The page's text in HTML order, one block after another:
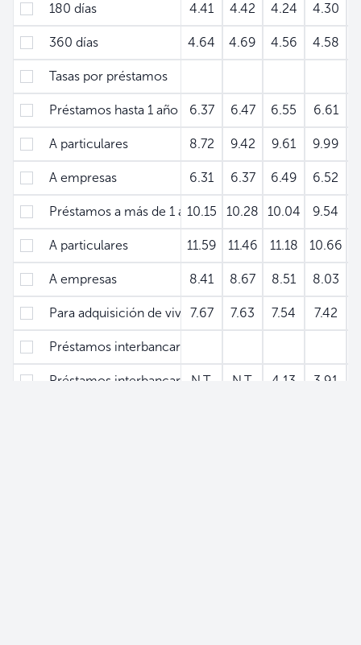
180 días
360 días
Tasas por préstamos
Préstamos hasta 1 año plazo
A particulares
A empresas
Préstamos a más de 1 año
A particulares
A empresas
Para adquisición de vivienda
Préstamos interbancarios
Préstamos interbancarios - Hasta 7 días plazo
4.41 4.42 4.24 4.30
4.64 4.69 4.56 4.58
6.37 6.47 6.55 6.61
8.72 9.42 9.61 9.99
6.31 6.37 6.49 6.52
10.15 10.28 10.04 9.54
11.59 11.46 11.18 10.66
8.41 8.67 8.51 8.03
7.67 7.63 7.54 7.42
N.T. N.T. 4.13 3.91